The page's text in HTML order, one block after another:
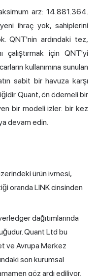
arz: 14.881.364.
ihraç yok, sahiplerini
QNT'nin ardındaki tez,
çalıştırmak için QNT'yi
kullanımına sunulan
sabit bir havuza karşı
Quant, ön ödemeli bir
bir modeli izler: bir kez
devam edin.
ürün ivmesi,
oranda LINK cinsinden
dağıtımlarında
Quant Ltd bu
ve Avrupa Merkez
son kurumsal
göz ardı ediliyor.